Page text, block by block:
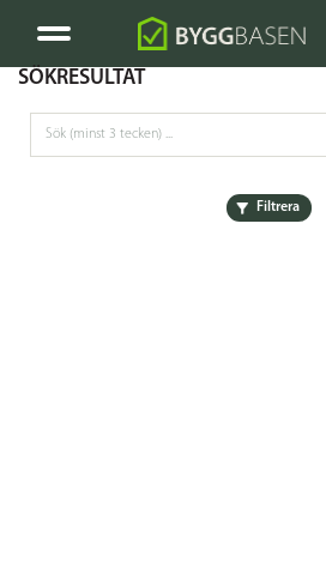
SÖKRESULTAT
Filtrera